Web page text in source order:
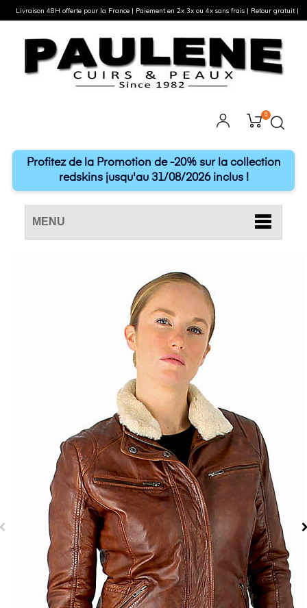
0
Profitez de la Promotion de -20% sur la collection
redskins jusqu'au 31/08/2026 inclus !
MENU
Livraison 48H offerte pour la France | Paiement en 2x 3x ou 4x sans frais | Retour gratuit |